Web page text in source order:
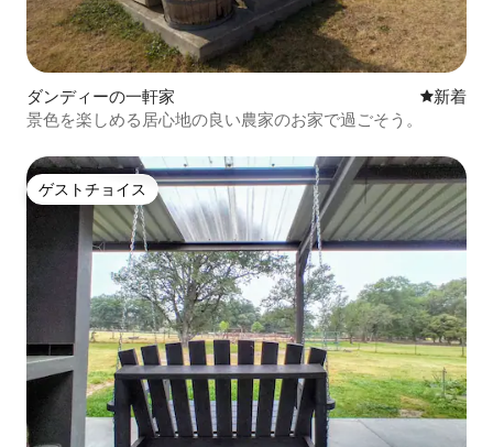
ダンディーの一軒家 新しい宿
新着
景色を楽しめる居心地の良い農家のお家で過ごそう。
ゲストチョイス
ゲストチョイス